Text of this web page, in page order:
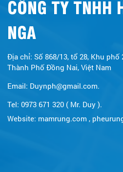
CÔNG TY TNHH
NGA
Địa chỉ: Số 868/13, tổ 28, Khu phố
Thành Phố Đồng Nai, Việt Nam
Email: Duynph@gmail.com.
Tel: 0973 671 320 ( Mr. Duy ).
Website: mamrung.com ,